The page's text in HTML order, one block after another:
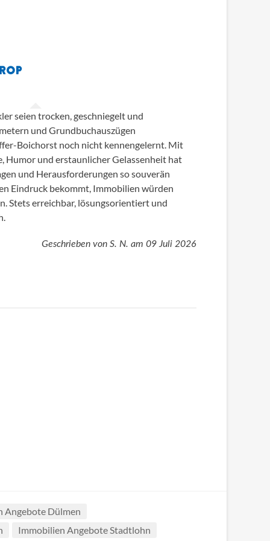
seien trocken, geschniegelt und
und Grundbuchauszügen
Boichorst noch nicht kennengelernt. Mit
Humor und erstaunlicher Gelassenheit hat
und Herausforderungen so souverän
Eindruck bekommt, Immobilien würden
Stets erreichbar, lösungsorientiert und
Geschrieben von S. N. am 09 Juli 2026
Angebote Dülmen
Immobilien Angebote Stadtlohn